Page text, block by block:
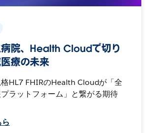
院、Health Cloudで切り
療の未来
HL7 FHIRのHealth Cloudが「全
ラットフォーム」と繋がる期待